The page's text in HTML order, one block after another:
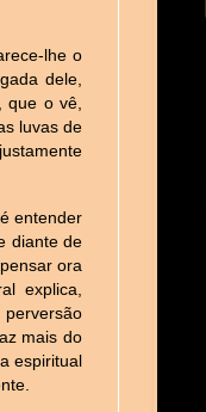
lhe o
dele,
que o vê,
luvas de
entender
diante de
ora
explica,
mais do
espiritual